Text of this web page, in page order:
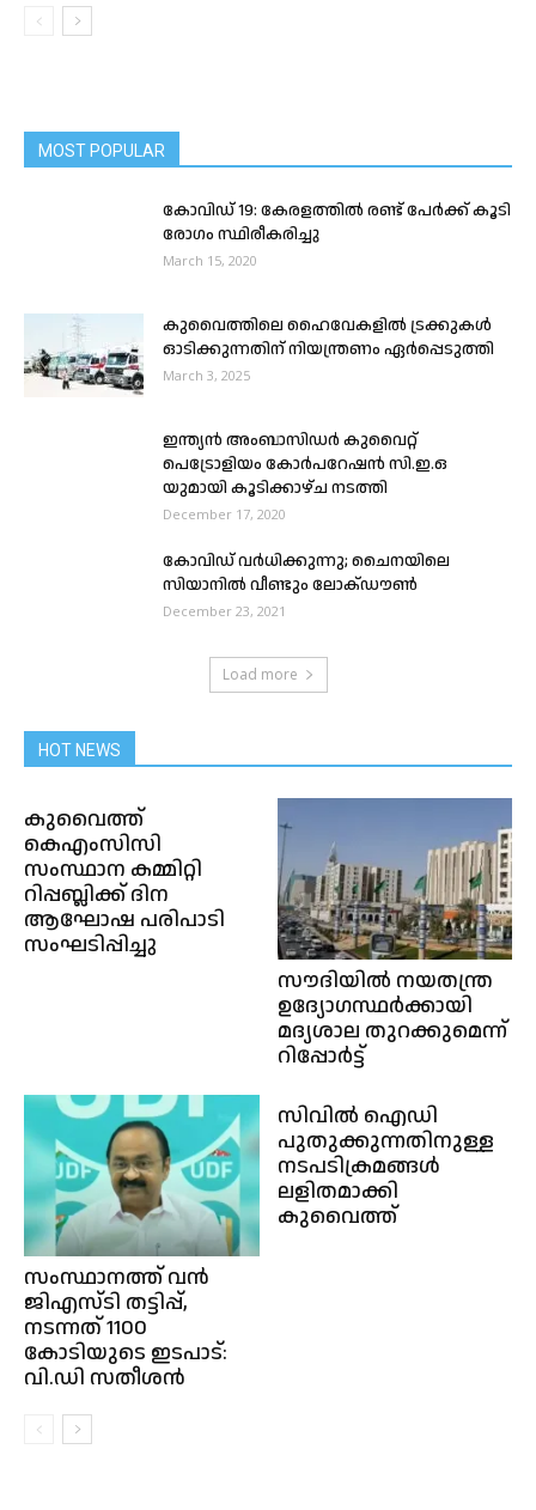
MOST POPULAR
കോവിഡ് 19: കേരളത്തിൽ ‌രണ്ട് പേർക്ക് കൂടി
രോഗം സ്ഥിരീകരിച്ചു
March 15, 2020
കുവൈത്തിലെ ഹൈവേകളിൽ ട്രക്കുകൾ
ഓടിക്കുന്നതിന് നിയന്ത്രണം ഏർപ്പെടുത്തി
March 3, 2025
ഇന്ത്യന്‍ അംബാസിഡർ കുവൈറ്റ്
പെട്രോളിയം കോര്‍പറേഷന്‍ സി.ഇ.ഒ
യുമായി കൂടിക്കാഴ്ച നടത്തി
December 17, 2020
കോവിഡ് വർധിക്കുന്നു; ചൈനയിലെ
സിയാനിൽ വീണ്ടും ലോക്ഡൗൺ
December 23, 2021
Load more
HOT NEWS
കുവൈത്ത്
കെഎംസിസി
സംസ്ഥാന കമ്മിറ്റി
റിപ്പബ്ലിക്ക് ദിന
ആഘോഷ പരിപാടി
സംഘടിപ്പിച്ചു
സൗദിയിൽ നയതന്ത്ര
ഉദ്യോഗസ്ഥർക്കായി
മദ്യശാല തുറക്കുമെന്ന്
റിപ്പോർട്ട്
സംസ്ഥാനത്ത് വൻ
ജിഎസ്ടി തട്ടിപ്പ്,
നടന്നത് 1100
കോടിയുടെ ഇടപാട്:
വി.ഡി സതീശൻ
സിവിൽ ഐഡി
പുതുക്കുന്നതിനുള്ള
നടപടിക്രമങ്ങൾ
ലളിതമാക്കി
കുവൈത്ത്